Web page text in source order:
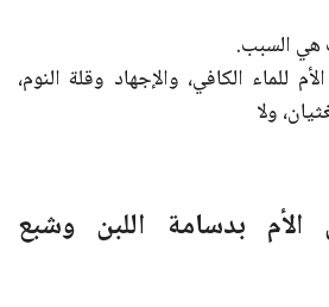
هي السبب.
للماء الكافي، والإجهاد وقلة النوم،
ولا
بدسامة اللبن وشبع